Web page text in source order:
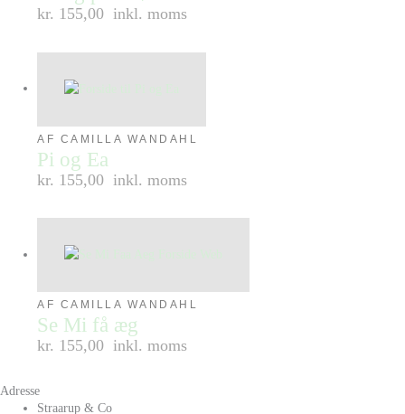
kr. 155,00 inkl. moms
AF CAMILLA WANDAHL
Pi og Ea
kr. 155,00 inkl. moms
AF CAMILLA WANDAHL
Se Mi få æg
kr. 155,00 inkl. moms
Adresse
Straarup & Co